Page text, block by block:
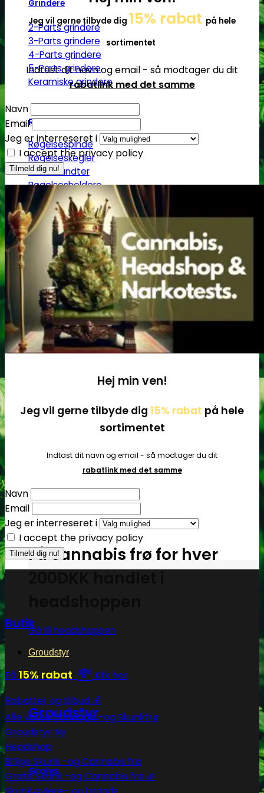
Grindere
2-Parts grindere
3-Parts grindere
4-Parts grindere
5-Parts grindere
Keramiske grindere
Røgelse
Røgelsespinde
Røgelseskegler
Salviebundter
Røgelsesholdere
Rengøring
Lugt- og duftfjernere
Glasrens
Børster
Tilbehør
Få cannabis frø for hver
Gå til headshoppen
Groudstyr
Groudstyr
Grolys
Jeg vil gerne tilbyde dig 15% rabat på hele
sortimentet
Indtast dit navn og email - så modtager du dit
rabatlink med det samme
Navn
Email
Jeg er interreseret i
I accept the privacy policy
Hej min ven!
Jeg vil gerne tilbyde dig 15% rabat på hele
sortimentet
Indtast dit navn og email - så modtager du dit
rabatlink med det samme
Navn
Email
Jeg er interreseret i
I accept the privacy policy
Butik
Få 15% rabat 💸 Klik her
Rabatter og tilbud 💰
Alle vores Cannabis -og Skunkfrø
Groudstyr
Headshop
Billige Skunk -og Cannabis frø
Gratis Skunk -og Cannabis frø 🌿